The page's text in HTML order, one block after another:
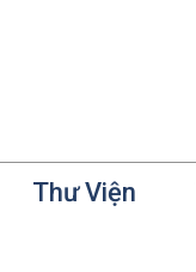
Thư Viện